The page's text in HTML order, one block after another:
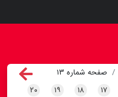
صفحه شماره ۱۳
۱۷ ۱۸ ۱۹ ۲۰